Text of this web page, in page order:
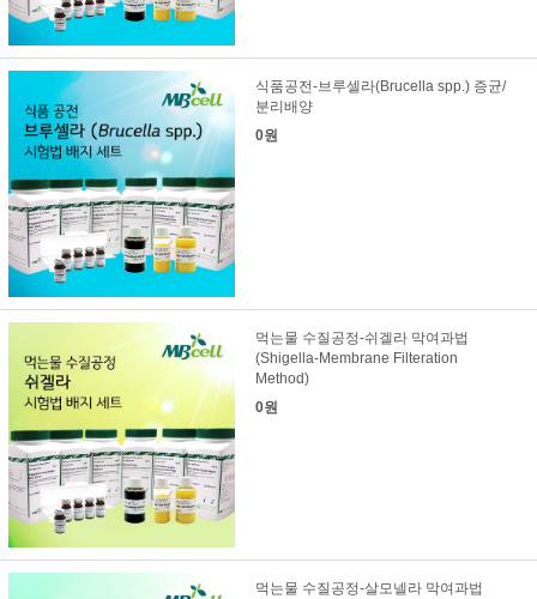
식품공전-브루셀라(Brucella spp.) 증균/
분리배양
0원
먹는물 수질공정-쉬겔라 막여과법
(Shigella-Membrane Filteration
Method)
0원
먹는물 수질공정-살모넬라 막여과법